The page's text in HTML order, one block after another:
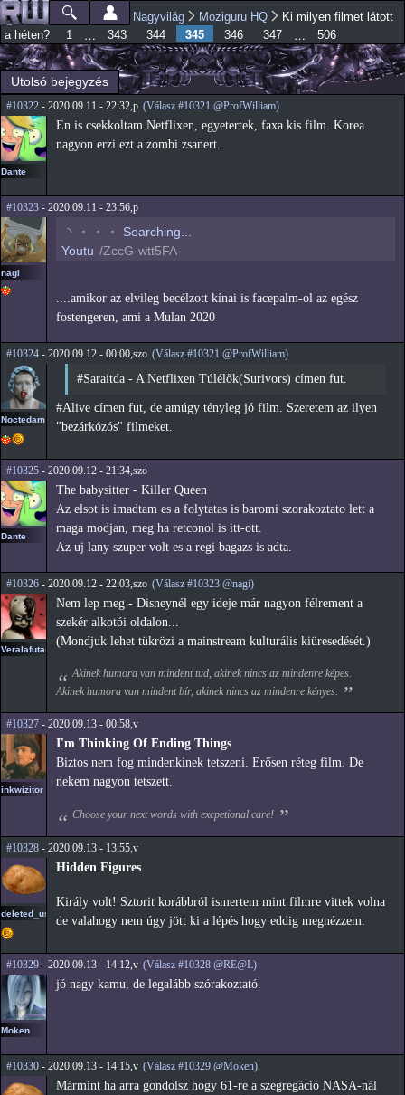
Ugrás a
tartalomra
Főmenü
Jelenlegi hely
Nagyvilág Moziguru HQ
Ki milyen filmet látott
a héten?
1 … 343 344 345 346 347 … 506
Utolsó bejegyzés
#10322 - 2020.09.11 - 22:32,p (Válasz #10321 @ProfWilliam)
Dante
En is csekkoltam Netflixen, egyetertek, faxa kis film. Korea
nagyon erzi ezt a zombi zsanert.
#10323 - 2020.09.11 - 23:56,p
nagi
◟ ◦ ◦ ◦
Searching...
Youtu /ZccG-wtt5FA
....amikor az elvileg becélzott kínai is facepalm-ol az egész
fostengeren, ami a Mulan 2020
#10324 - 2020.09.12 - 00:00,szo (Válasz #10321 @ProfWilliam)
Noctedam
#Saraitda - A Netflixen Túlélők(Surivors) címen fut.
#Alive címen fut, de amúgy tényleg jó film. Szeretem az ilyen
"bezárkózós" filmeket.
#10325 - 2020.09.12 - 21:34,szo
Dante
The babysitter - Killer Queen
Az elsot is imadtam es a folytatas is baromi szorakoztato lett a
maga modjan, meg ha retconol is itt-ott.
Az uj lany szuper volt es a regi bagazs is adta.
#10326 - 2020.09.12 - 22:03,szo (Válasz #10323 @nagi)
Veralafutas
Nem lep meg - Disneynél egy ideje már nagyon félrement a
szekér alkotói oldalon...
(Mondjuk lehet tükrözi a mainstream kulturális kiüresedését.)
Akinek humora van mindent tud, akinek nincs az mindenre képes.
Akinek humora van mindent bír, akinek nincs az mindenre kényes.
#10327 - 2020.09.13 - 00:58,v
inkwizitor
I'm Thinking Of Ending Things
Biztos nem fog mindenkinek tetszeni. Erősen réteg film. De
nekem nagyon tetszett.
Choose your next words with excpetional care!
#10328 - 2020.09.13 - 13:55,v
deleted_user2
Hidden Figures
Király volt! Sztorit korábbról ismertem mint filmre vittek volna
de valahogy nem úgy jött ki a lépés hogy eddig megnézzem.
#10329 - 2020.09.13 - 14:12,v (Válasz #10328 @RE@L)
Moken
jó nagy kamu, de legalább szórakoztató.
#10330 - 2020.09.13 - 14:15,v (Válasz #10329 @Moken)
Mármint ha arra gondolsz hogy 61-re a szegregáció NASA-nál